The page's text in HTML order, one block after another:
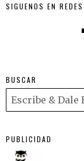
SIGUENOS EN REDES
BUSCAR
PUBLICIDAD